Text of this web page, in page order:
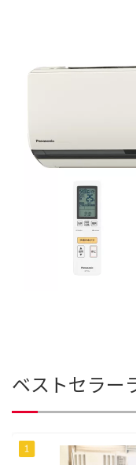
ベストセラー